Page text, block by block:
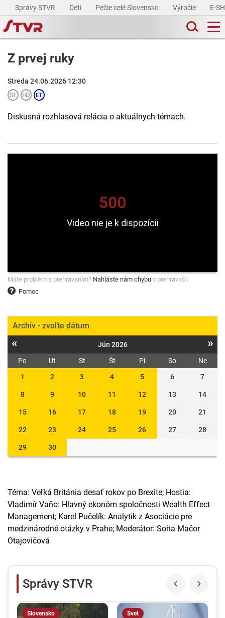
Správy STVR Deti Pečie celé Slovensko Výročie E-
Z prvej ruky
Streda 24.06.2026 12:30
Diskusná rozhlasová relácia o aktuálnych témach.
Pomoc
Máte problém s prehrávaním? Nahláste nám chybu v prehrávači.
Archív - zvoľte dátum
« Jún 2026 »
Po Ut St Št Pi So
Ne
1
2 3 4 5 6 7
8 9 10 11 12 13 14
15 16 17 18 19 20 21
22 23 24 25 26 27 28
29 30
Téma: Veľká Británia desať rokov po Brexite; Hostia:
Vladimír Vaňo: Hlavný ekonóm spoločnosti Wealth Effect
Management; Karel Pučelík: Analytik z Asociácie pre
medzinárodné otázky v Prahe; Moderátor: Soňa Mačor
Otajovičová
Správy STVR
Slovensko Svet